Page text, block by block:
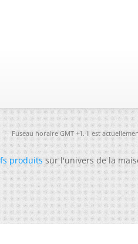
Fuseau horaire GMT +1. Il est
produitssur l'univers de la